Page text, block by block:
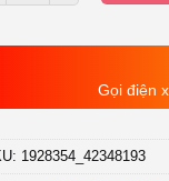
Gọi điện
1928354_42348193